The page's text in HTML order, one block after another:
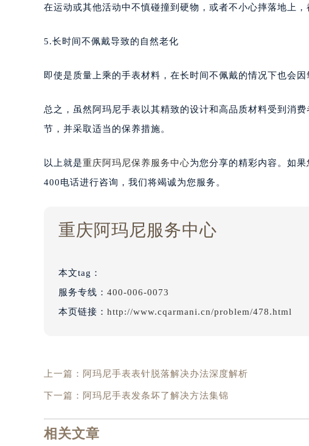
在运动或其他活动中不慎碰撞到硬物，或者不小心摔落地上
5.长时间不佩戴导致的自然老化
即使是质量上乘的手表材料，在长时间不佩戴的情况下也会
总之，虽然阿玛尼手表以其精致的设计和高品质材料受到消
节，并采取适当的保养措施。
以上就是重庆阿玛尼保养服务中心为您分享的精彩内容。如
400电话进行咨询，我们将竭诚为您服务。
重庆阿玛尼服务中心
本文tag：
服务专线： 400-006-0073
本页链接： http://www.cqarmani.cn/problem/478.html
上一篇： 阿玛尼手表表针脱落解决办法深度解析
下一篇： 阿玛尼手表发条坏了解决方法集锦
相关文章